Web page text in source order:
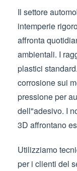
Il settore
intemperie
affronta
ambientali. I
plastici
corrosione sui
pressione per
dell"adesivo. I
3D affrontano
Utilizziamo
per i clienti del